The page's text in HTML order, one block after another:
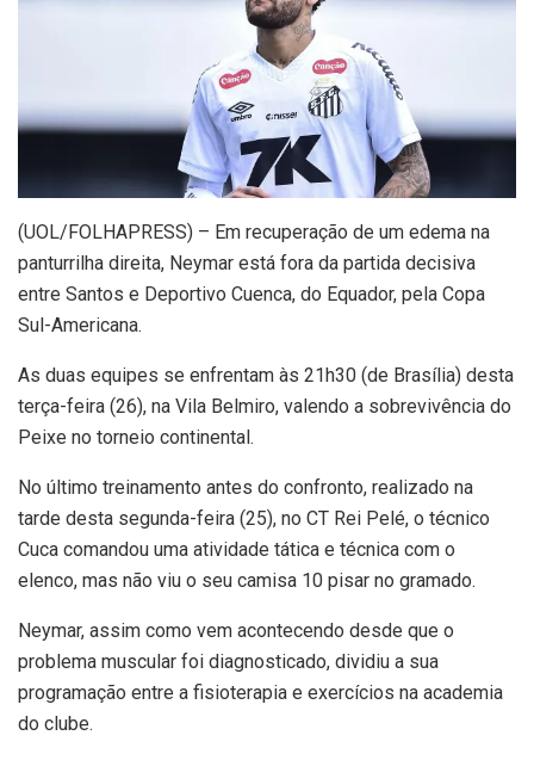
(UOL/FOLHAPRESS) – Em recuperação de um edema na
panturrilha direita, Neymar está fora da partida decisiva
entre Santos e Deportivo Cuenca, do Equador, pela Copa
Sul-Americana.
As duas equipes se enfrentam às 21h30 (de Brasília) desta
terça-feira (26), na Vila Belmiro, valendo a sobrevivência do
Peixe no torneio continental.
No último treinamento antes do confronto, realizado na
tarde desta segunda-feira (25), no CT Rei Pelé, o técnico
Cuca comandou uma atividade tática e técnica com o
elenco, mas não viu o seu camisa 10 pisar no gramado.
Neymar, assim como vem acontecendo desde que o
problema muscular foi diagnosticado, dividiu a sua
programação entre a fisioterapia e exercícios na academia
do clube.